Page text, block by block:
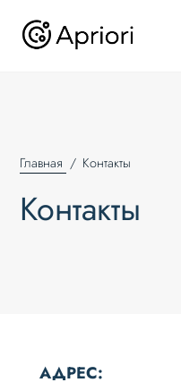
Главная Контакты
Контакты
АДРЕС: